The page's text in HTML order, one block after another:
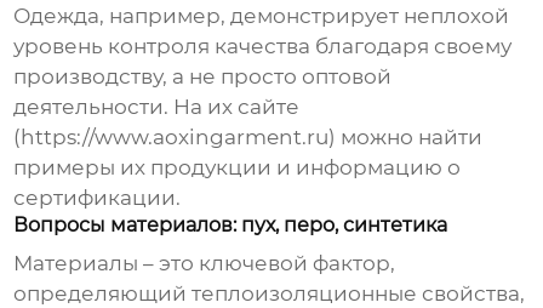
Одежда, например, демонстрирует неплохой
уровень контроля качества благодаря своему
производству, а не просто оптовой
деятельности. На их сайте
(https://www.aoxingarment.ru) можно найти
примеры их продукции и информацию о
сертификации.
Вопросы материалов: пух, перо, синтетика
Материалы – это ключевой фактор,
определяющий теплоизоляционные свойства,